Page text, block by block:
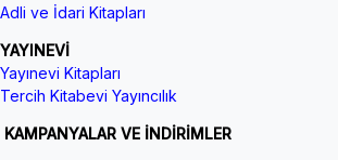
Adli ve İdari Kitapları
YAYINEVİ
Yayınevi Kitapları
Tercih Kitabevi Yayıncılık
KAMPANYALAR VE İNDİRİMLER